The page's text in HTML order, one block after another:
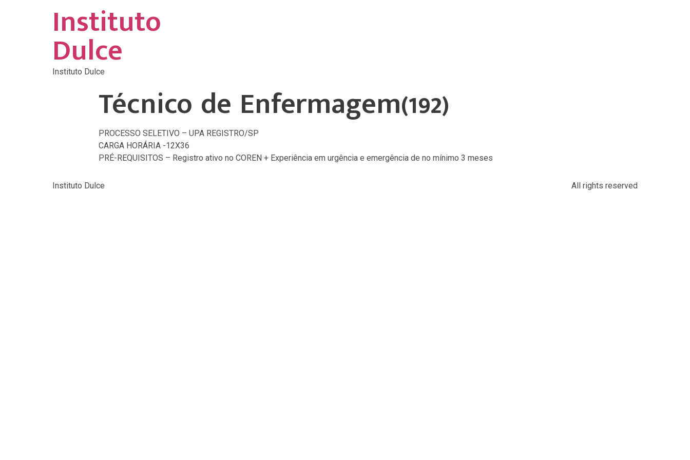
Instituto
Dulce
Instituto Dulce
Técnico de Enfermagem(192)
PROCESSO SELETIVO – UPA REGISTRO/SP
CARGA HORÁRIA -12X36
PRÉ-REQUISITOS – Registro ativo no COREN + Experiência em urgência e emergência de no mínimo 3 meses
Instituto Dulce All rights reserved